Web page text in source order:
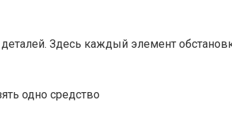
Здесь каждый элемент
одно средство